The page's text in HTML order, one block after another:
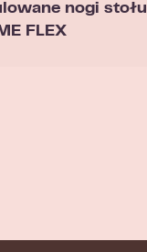
nogi stołu
FLEX